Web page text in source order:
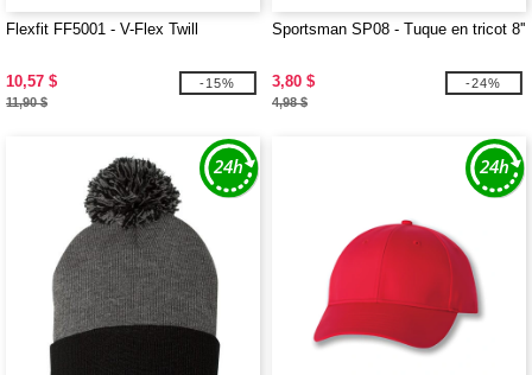
Flexfit FF5001 - V-Flex Twill
10,57 $
11,90 $
-15%
Sportsman SP08 - Tuque en tricot 8''
3,80 $
4,98 $
-24%